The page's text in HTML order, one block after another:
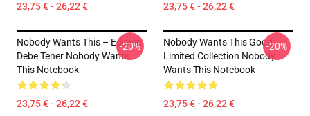
23,75 € - 26,22 € 23,75 € - 26,22 €
Nobody Wants This – Edición
Debe Tener Nobody Wants
This Notebook
23,75 € - 26,22 €
-20%
Nobody Wants This Good
Limited Collection Nobody
Wants This Notebook
23,75 € - 26,22 €
-20%